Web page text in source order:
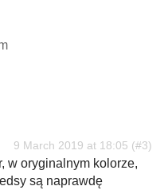
9 March 2019 at 18:05
w oryginalnym kolorze,
są naprawdę